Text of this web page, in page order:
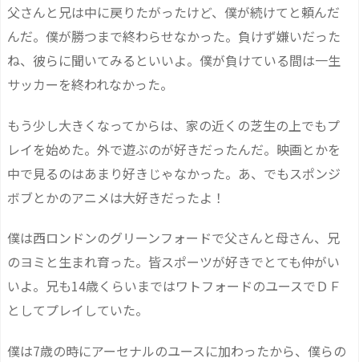
父さんと兄は中に戻りたがったけど、僕が続けてと頼んだ
んだ。僕が勝つまで終わらせなかった。負けず嫌いだった
ね、彼らに聞いてみるといいよ。僕が負けている間は一生
サッカーを終われなかった。
もう少し大きくなってからは、家の近くの芝生の上でもプ
レイを始めた。外で遊ぶのが好きだったんだ。映画とかを
中で見るのはあまり好きじゃなかった。あ、でもスポンジ
ボブとかのアニメは大好きだったよ！
僕は西ロンドンのグリーンフォードで父さんと母さん、兄
のヨミと生まれ育った。皆スポーツが好きでとても仲がい
いよ。兄も14歳くらいまではワトフォードのユースでＤＦ
としてプレイしていた。
僕は7歳の時にアーセナルのユースに加わったから、僕らの